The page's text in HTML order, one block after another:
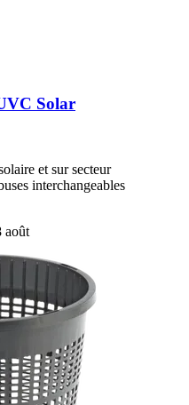
Solar
et sur secteur
interchangeables
août